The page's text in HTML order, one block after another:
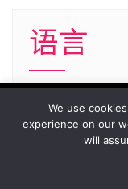
语言
言
To give you the best
site uses cookies.
you agree to our use
We use
experience on our
will